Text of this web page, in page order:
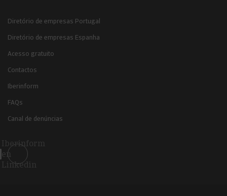
Diretório de empresas Portugal
Diretório de empresas Espanha
Acesso gratuito
Contactos
Iberinform
FAQs
Canal de denúncias
Iberinform
en
Linkedin